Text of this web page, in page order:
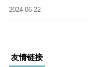
2024-06-22
友情链接